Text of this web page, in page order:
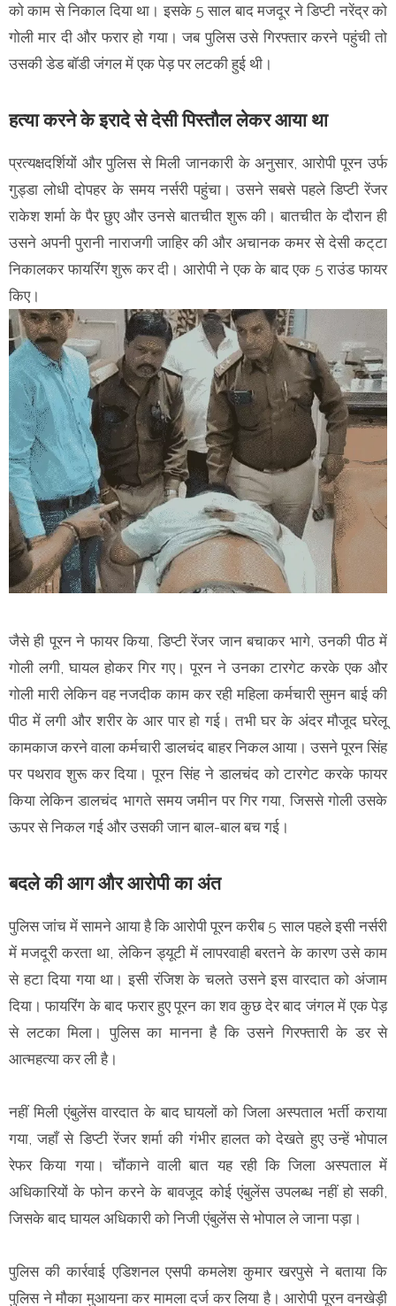
को काम से निकाल दिया था। इसके 5 साल बाद मजदूर ने डिप्टी नरेंद्र को
गोली मार दी और फरार हो गया। जब पुलिस उसे गिरफ्तार करने पहुंची तो
उसकी डेड बॉडी जंगल में एक पेड़ पर लटकी हुई थी।
हत्या करने के इरादे से देसी पिस्तौल लेकर आया था
प्रत्यक्षदर्शियों और पुलिस से मिली जानकारी के अनुसार, आरोपी पूरन उर्फ
गुड्डा लोधी दोपहर के समय नर्सरी पहुंचा। उसने सबसे पहले डिप्टी रेंजर
राकेश शर्मा के पैर छुए और उनसे बातचीत शुरू की। बातचीत के दौरान ही
उसने अपनी पुरानी नाराजगी जाहिर की और अचानक कमर से देसी कट्‌टा
निकालकर फायरिंग शुरू कर दी। आरोपी ने एक के बाद एक 5 राउंड फायर
किए।
जैसे ही पूरन ने फायर किया, डिप्टी रेंजर जान बचाकर भागे, उनकी पीठ में
गोली लगी, घायल होकर गिर गए। पूरन ने उनका टारगेट करके एक और
गोली मारी लेकिन वह नजदीक काम कर रही महिला कर्मचारी सुमन बाई की
पीठ में लगी और शरीर के आर पार हो गई। तभी घर के अंदर मौजूद घरेलू
कामकाज करने वाला कर्मचारी डालचंद बाहर निकल आया। उसने पूरन सिंह
पर पथराव शुरू कर दिया। पूरन सिंह ने डालचंद को टारगेट करके फायर
किया लेकिन डालचंद भागते समय जमीन पर गिर गया, जिससे गोली उसके
ऊपर से निकल गई और उसकी जान बाल-बाल बच गई।
बदले की आग और आरोपी का अंत
पुलिस जांच में सामने आया है कि आरोपी पूरन करीब 5 साल पहले इसी नर्सरी
में मजदूरी करता था, लेकिन ड्यूटी में लापरवाही बरतने के कारण उसे काम
से हटा दिया गया था। इसी रंजिश के चलते उसने इस वारदात को अंजाम
दिया। फायरिंग के बाद फरार हुए पूरन का शव कुछ देर बाद जंगल में एक पेड़
से लटका मिला। पुलिस का मानना है कि उसने गिरफ्तारी के डर से
आत्महत्या कर ली है।
नहीं मिली एंबुलेंस वारदात के बाद घायलों को जिला अस्पताल भर्ती कराया
गया, जहाँ से डिप्टी रेंजर शर्मा की गंभीर हालत को देखते हुए उन्हें भोपाल
रेफर किया गया। चौंकाने वाली बात यह रही कि जिला अस्पताल में
अधिकारियों के फोन करने के बावजूद कोई एंबुलेंस उपलब्ध नहीं हो सकी,
जिसके बाद घायल अधिकारी को निजी एंबुलेंस से भोपाल ले जाना पड़ा।
पुलिस की कार्रवाई एडिशनल एसपी कमलेश कुमार खरपुसे ने बताया कि
पुलिस ने मौका मुआयना कर मामला दर्ज कर लिया है। आरोपी पूरन वनखेड़ी